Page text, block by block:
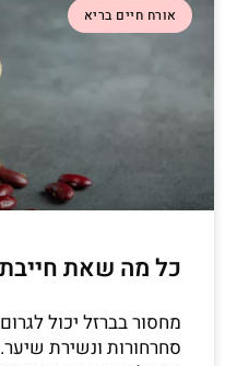
אורח חיים בריא
כל מה שאת
מחסור בברזל יכול
סחרחורות ונשירת